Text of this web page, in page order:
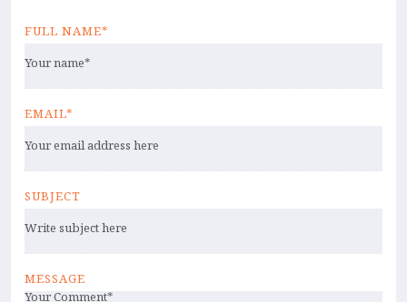
FULL NAME*
EMAIL*
SUBJECT
MESSAGE